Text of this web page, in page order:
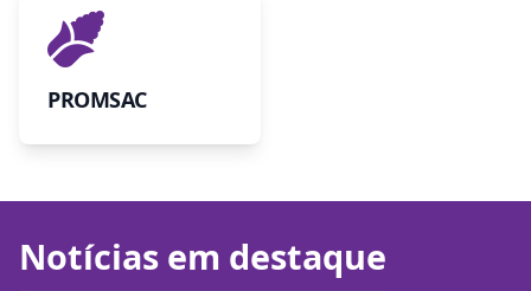
PROMSAC
Notícias em destaque